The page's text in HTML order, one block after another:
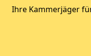
Ihre Kammerjäger